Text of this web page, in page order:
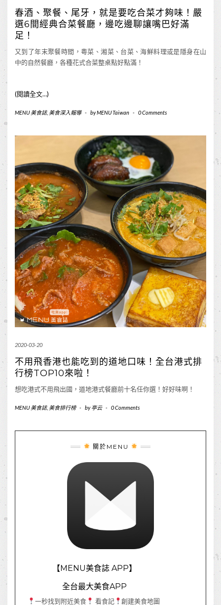
春酒、聚餐、尾牙，就是要吃合菜才夠味！嚴
選6間經典合菜餐廳，邊吃邊聊讓嘴巴好滿
足！
又到了年末聚餐時間，粵菜、湘菜、台菜、海鮮料理或是隱身在山
中的自然餐廳，各種花式合菜整桌點好點滿！
(閱讀全文…)
MENU 美食誌, 美食深入報導 - byMENU Taiwan - 0 Comments
2020-03-20
不用飛香港也能吃到的道地口味！全台港式排
行榜TOP10來啦！
想吃港式不用飛出國，道地港式餐廳前十名任你選！好好味啊！
MENU 美食誌, 美食排行榜 - by亭云 - 0 Comments
關於MENU
【MENU美食誌 APP】
全台最大美食APP
一秒找到附近美食 看食記 創建美食地圖